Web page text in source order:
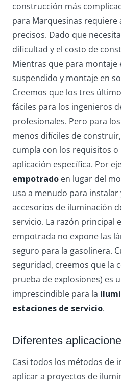
construcción más
para Marquesinas requiere
precisos. Dado que
dificultad y el costo de
Mientras que para montaje
suspendido y montaje en
Creemos que los tres
fáciles para los ingenieros
profesionales. Pero para
menos difíciles de
cumpla con los requisitos
aplicación específica. Por
empotrado en lugar del
usa a menudo para instalar
accesorios de iluminación
servicio. La razón principal
empotrada no expone las
seguro para la gasolinera.
seguridad, creemos que la
prueba de explosiones) es
imprescindible para la
estaciones de servicio.
Diferentes
Casi todos los métodos de
aplicar a proyectos de